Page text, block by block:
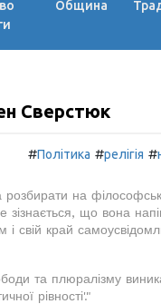
Община
Сверстюк
#Політика #релігія #
на
зізнається, що вона
і свій край
та плюралізму
рівності'."